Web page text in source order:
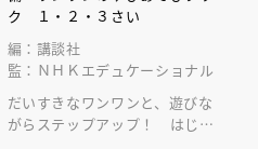
ク １・２・３さい
編：講談社
監：ＮＨＫエデュケーショナル
だいすきなワンワンと、遊びな
がらステップアップ！ はじめ